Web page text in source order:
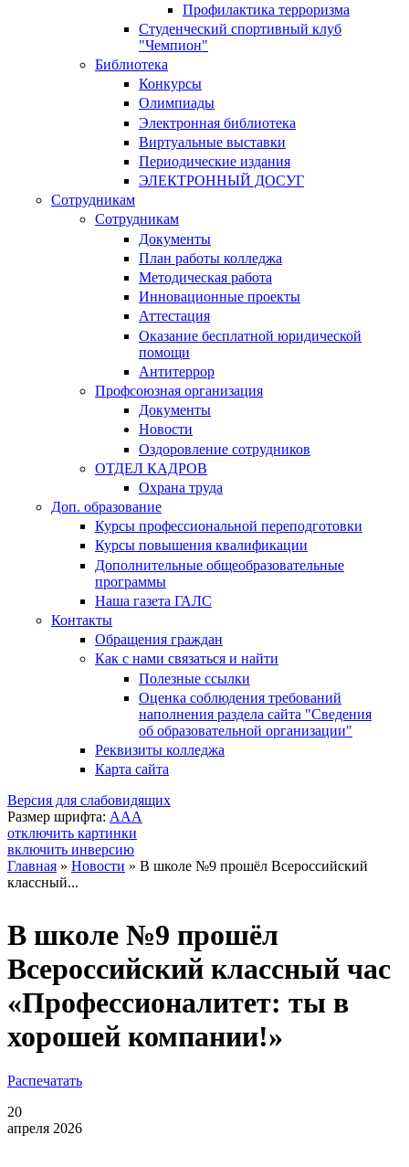
Профилактика терроризма
Студенческий спортивный клуб
"Чемпион"
Библиотека
Конкурсы
Олимпиады
Электронная библиотека
Виртуальные выставки
Периодические издания
ЭЛЕКТРОННЫЙ ДОСУГ
Сотрудникам
Сотрудникам
Документы
План работы колледжа
Методическая работа
Инновационные проекты
Аттестация
Оказание бесплатной юридической
помощи
Антитеррор
Профсоюзная организация
Документы
Новости
Оздоровление сотрудников
ОТДЕЛ КАДРОВ
Охрана труда
Доп. образование
Курсы профессиональной переподготовки
Курсы повышения квалификации
Дополнительные общеобразовательные
программы
Наша газета ГАЛС
Контакты
Обращения граждан
Как с нами связаться и найти
Полезные ссылки
Оценка соблюдения требований
наполнения раздела сайта "Сведения
об образовательной организации"
Реквизиты колледжа
Карта сайта
Версия для слабовидящих
Размер шрифта: AAA
отключить картинки
включить инверсию
Вы здесь
Главная » Новости » В школе №9 прошёл Всероссийский
классный...
В школе №9 прошёл
Всероссийский классный час
«Профессионалитет: ты в
хорошей компании!»
Распечатать
20
апреля 2026